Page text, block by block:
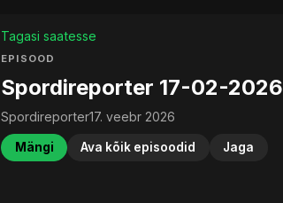
Tagasi saatesse
EPISOOD
Spordireporter 17-02-2026
Spordireporter17. veebr 2026
Mängi Ava kõik episoodid Jaga